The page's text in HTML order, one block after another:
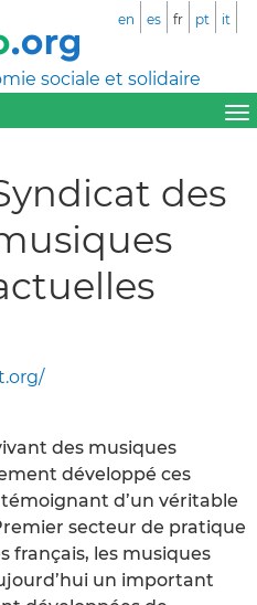
sociale et solidaire
en es fr pt it
des
des musiques
développé ces
d’un véritable
secteur de pratique
français, les musiques
un important